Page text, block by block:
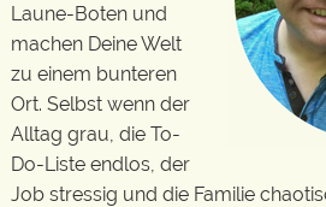
Laune-Boten und
machen Deine Welt
zu einem bunteren
Ort. Selbst wenn der
Alltag grau, die To-
Do-Liste endlos, der
Job stressig und die Familie